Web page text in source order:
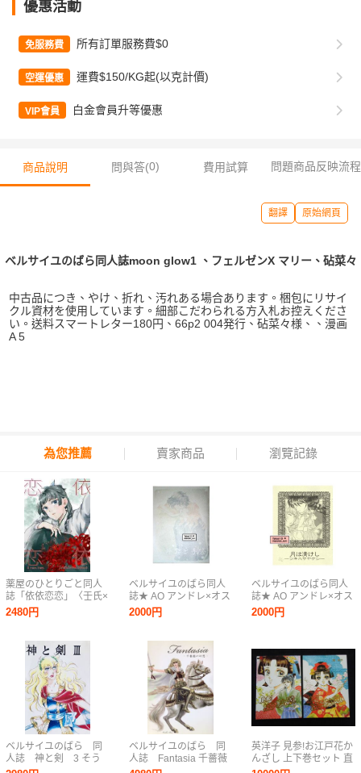
優惠活動
免服務費 所有訂單服務費$0
空運優惠 運費$150/KG起(以克計價)
VIP會員 白金會員升等優惠
商品說明 問與答(0) 費用試算 問題商品反映流程
翻譯 原始網頁
ベルサイユのばら同人誌moon glow1 、フェルゼンX マリー、砧菜々
中古品につき、やけ、折れ、汚れある場合あります。梱包にリサイ
クル資材を使用しています。細部こだわられる方入札お控えくださ
い。送料スマートレター180円、66p2 004発行、砧菜々様、、漫画
A 5
為您推薦 賣家商品 瀏覽記錄
薬屋のひとりごと同人
誌「依依恋恋」〈壬氏×
猫猫〉
2480円
ベルサイユのばら 同
人誌 神と剣 3 そう
びしん
ベルサイユのばら同人
誌★ AO アンドレ×オス
カル【 外套と手袋 】
マリアージュ
2000円
ベルサイユのばら 同
人誌 Fantasia 千薔薇
の幻想 山本ぱんだほ
ベルサイユのばら同人
誌★ AO アンドレ×オス
カル【 月は清けし 】マ
リアージュ
2000円
英洋子 見参!お江戸花か
んざし 上下巻セット 直
筆サイン入（レディレ